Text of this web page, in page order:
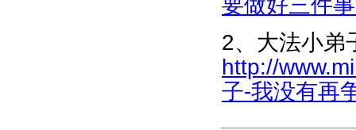
要做好三件
2、大法小弟
http://
子-我没有再